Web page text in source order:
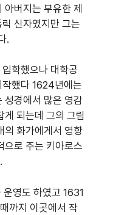
아버지는 부유한 제
신자였지만 그는
.
학했으나 대학공
했다 1624년에는
성경에서 많은 영감
게 되는데 그의 그림
의 화가에게서 영향
으로 주는 키아로스
영도 하였고 1631
까지 이곳에서 작